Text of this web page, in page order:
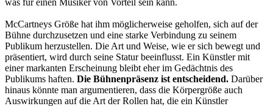
McCartneys Größe hat ihm möglicherweise geholfen, sich auf der
Bühne durchzusetzen und eine starke Verbindung zu seinem
Publikum herzustellen. Die Art und Weise, wie er sich bewegt und
präsentiert, wird durch seine Statur beeinflusst. Ein Künstler mit
einer markanten Erscheinung bleibt eher im Gedächtnis des
Publikums haften. Die Bühnenpräsenz ist entscheidend. Darüber
hinaus könnte man argumentieren, dass die Körpergröße auch
Auswirkungen auf die Art der Rollen hat, die ein Künstler